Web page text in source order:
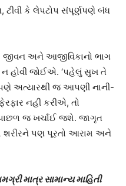
ટીવી કે લેપટોપ સંપૂર્ણપણે બંધ
અને આજીવિકાનો ભાગ
હોવી જોઈએ. ‘પહેલું સુખ તે
અત્યારથી જ આપણી નાની-
નહીં કરીએ, તો
પાછળ જ ખર્ચાઈ જશે. જાગૃત
શરીરને પણ પૂરતો આરામ અને
માત્ર સામાન્ય માહિતી